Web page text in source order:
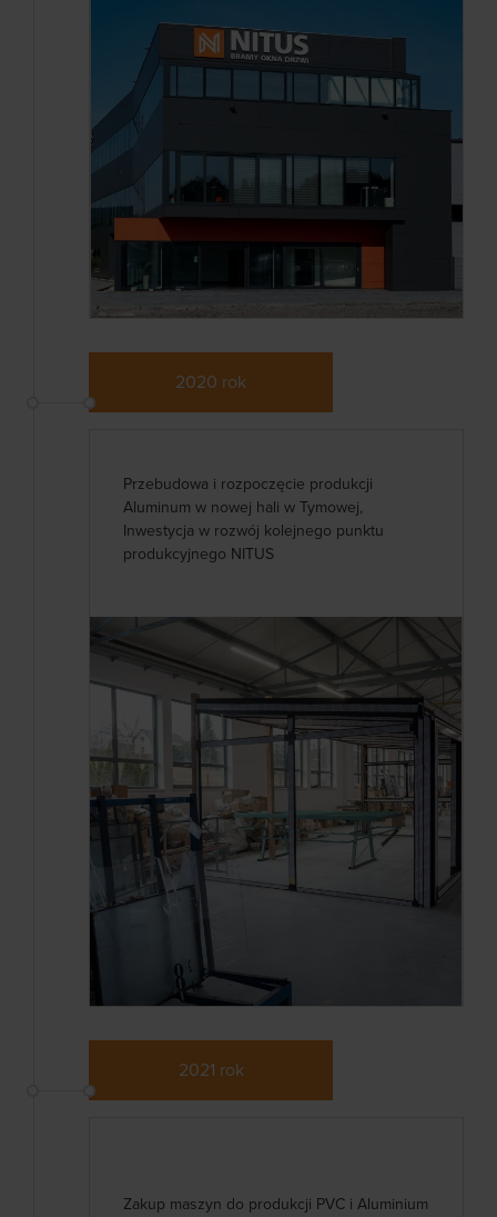
Przebudowa i rozpoczęcie produkcji
Aluminum w nowej hali w Tymowej,
Inwestycja w rozwój kolejnego punktu
produkcyjnego NITUS
2020 rok
Zakup maszyn do produkcji PVC i Aluminium
2021 rok